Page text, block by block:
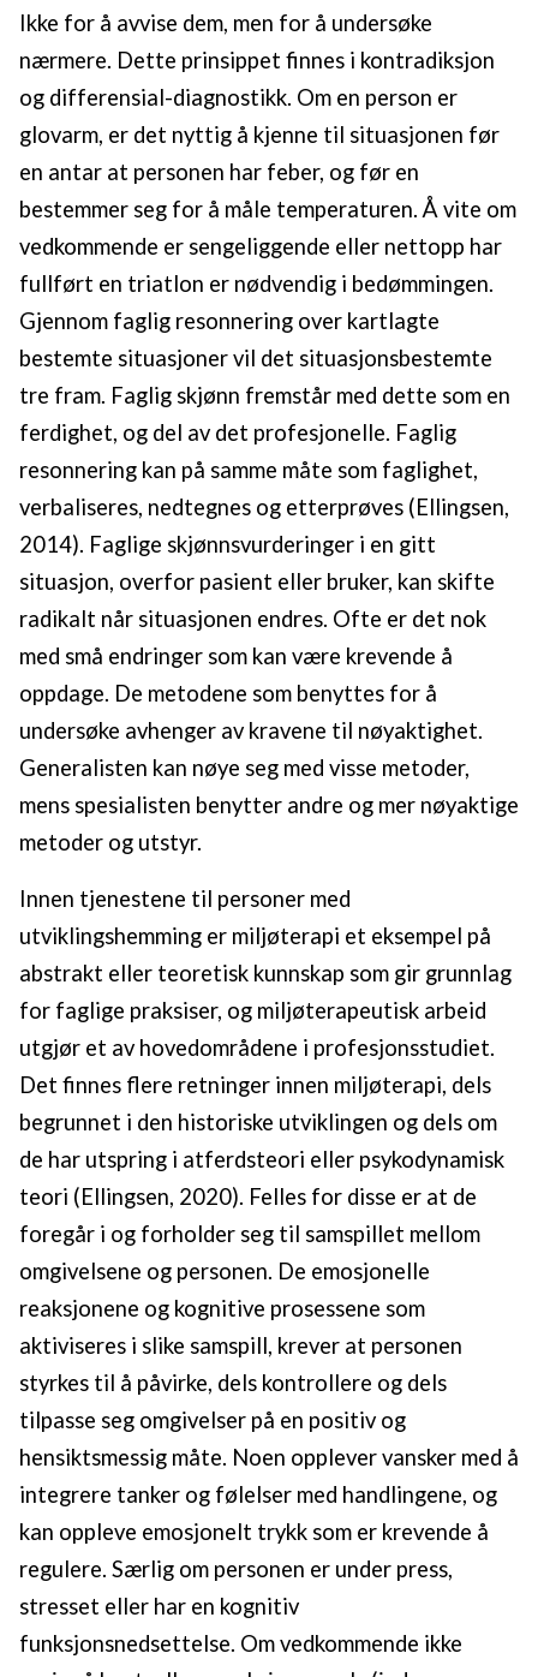
Ikke for å avvise dem, men for å undersøke
nærmere. Dette prinsippet finnes i kontradiksjon
og differensial-diagnostikk. Om en person er
glovarm, er det nyttig å kjenne til situasjonen før
en antar at personen har feber, og før en
bestemmer seg for å måle temperaturen. Å vite om
vedkommende er sengeliggende eller nettopp har
fullført en triatlon er nødvendig i bedømmingen.
Gjennom faglig resonnering over kartlagte
bestemte situasjoner vil det situasjonsbestemte
tre fram. Faglig skjønn fremstår med dette som en
ferdighet, og del av det profesjonelle. Faglig
resonnering kan på samme måte som faglighet,
verbaliseres, nedtegnes og etterprøves (Ellingsen,
2014). Faglige skjønnsvurderinger i en gitt
situasjon, overfor pasient eller bruker, kan skifte
radikalt når situasjonen endres. Ofte er det nok
med små endringer som kan være krevende å
oppdage. De metodene som benyttes for å
undersøke avhenger av kravene til nøyaktighet.
Generalisten kan nøye seg med visse metoder,
mens spesialisten benytter andre og mer nøyaktige
metoder og utstyr.
Innen tjenestene til personer med
utviklingshemming er miljøterapi et eksempel på
abstrakt eller teoretisk kunnskap som gir grunnlag
for faglige praksiser, og miljøterapeutisk arbeid
utgjør et av hovedområdene i profesjonsstudiet.
Det finnes flere retninger innen miljøterapi, dels
begrunnet i den historiske utviklingen og dels om
de har utspring i atferdsteori eller psykodynamisk
teori (Ellingsen, 2020). Felles for disse er at de
foregår i og forholder seg til samspillet mellom
omgivelsene og personen. De emosjonelle
reaksjonene og kognitive prosessene som
aktiviseres i slike samspill, krever at personen
styrkes til å påvirke, dels kontrollere og dels
tilpasse seg omgivelser på en positiv og
hensiktsmessig måte. Noen opplever vansker med å
integrere tanker og følelser med handlingene, og
kan oppleve emosjonelt trykk som er krevende å
regulere. Særlig om personen er under press,
stresset eller har en kognitiv
funksjonsnedsettelse. Om vedkommende ikke